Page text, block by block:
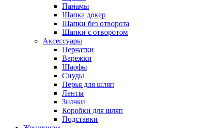
Панамы
Шапка докер
Шапки без отворота
Шапки с отворотом
Аксессуары
Перчатки
Варежки
Шарфы
Снуды
Перья для шляп
Ленты
Значки
Коробки для шляп
Подставки